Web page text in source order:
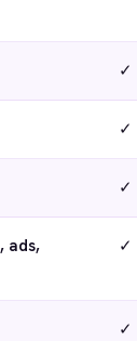
✓
✓
✓
ads,
✓
✓